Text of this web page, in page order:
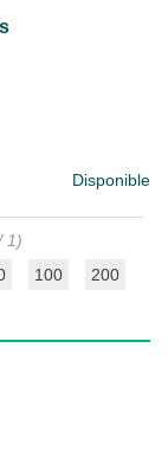
Disponible
1)
100 200